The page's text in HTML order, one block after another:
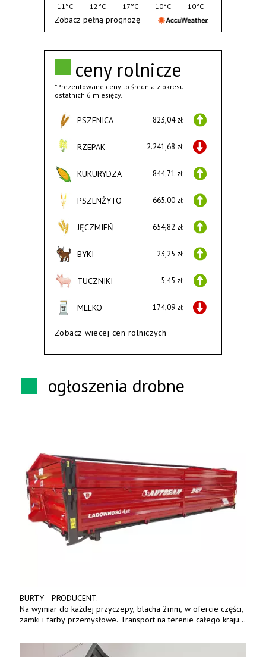
ceny rolnicze
*Prezentowane ceny to średnia z okresu
ostatnich 6 miesięcy.
PSZENICA 823,04 zł
RZEPAK 2.241,68 zł
KUKURYDZA 844,71 zł
PSZENŻYTO 665,00 zł
JĘCZMIEŃ 654,82 zł
BYKI 23,25 zł
TUCZNIKI 5,45 zł
MLEKO 174,09 zł
Zobacz wiecej cen rolniczych
11°C
12°C
17°C
10°C
10°C
Zobacz pełną prognozę
ogłoszenia drobne
BURTY - PRODUCENT.
Na wymiar do każdej przyczepy, blacha 2mm, w ofercie części,
zamki i farby przemysłowe. Transport na terenie całego kraju.